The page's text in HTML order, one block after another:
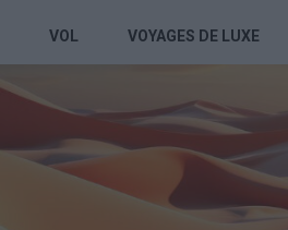
VOL VOYAGES DE LUXE